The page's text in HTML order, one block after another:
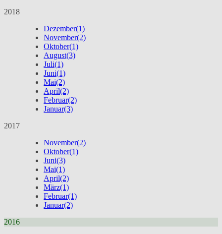
2018
Dezember(1)
November(2)
Oktober(1)
August(3)
Juli(1)
Juni(1)
Mai(2)
April(2)
Februar(2)
Januar(3)
2017
November(2)
Oktober(1)
Juni(3)
Mai(1)
April(2)
März(1)
Februar(1)
Januar(2)
2016